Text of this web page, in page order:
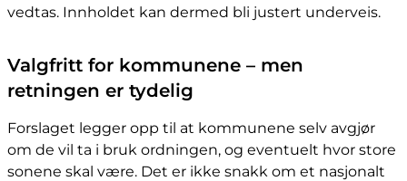
vedtas. Innholdet kan dermed bli justert underveis.
Valgfritt for kommunene – men
retningen er tydelig
Forslaget legger opp til at kommunene selv avgjør
om de vil ta i bruk ordningen, og eventuelt hvor store
sonene skal være. Det er ikke snakk om et nasjonalt